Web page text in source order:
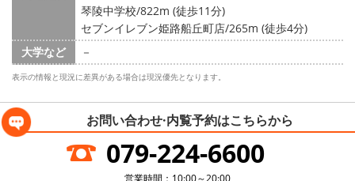
琴陵中学校/822m (徒歩11分)
セブンイレブン姫路船丘町店/265m (徒歩4分)
大学など
－
表示の情報と現況に差異がある場合は現況優先となります。
お問い合わせ·内覧予約はこちらから
079-224-6600
営業時間：10:00～20:00